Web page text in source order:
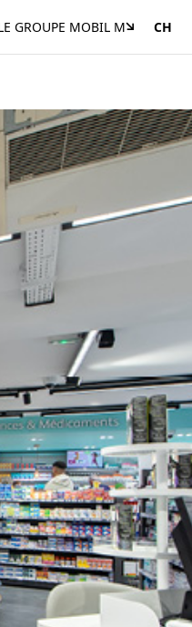
GROUPE MOBIL M CH